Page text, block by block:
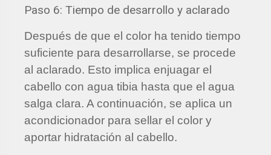
Paso 6: Tiempo de desarrollo y aclarado
Después de que el color ha tenido tiempo
suficiente para desarrollarse, se procede
al aclarado. Esto implica enjuagar el
cabello con agua tibia hasta que el agua
salga clara. A continuación, se aplica un
acondicionador para sellar el color y
aportar hidratación al cabello.